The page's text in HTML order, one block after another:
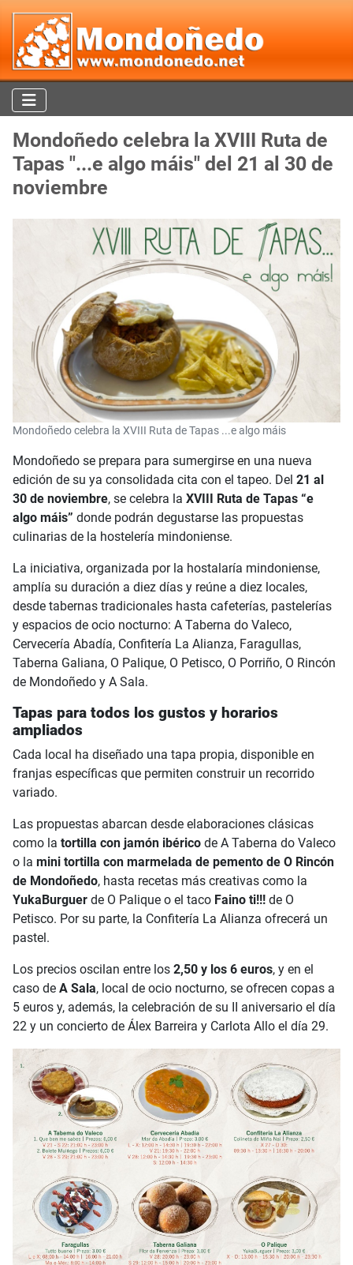
Mondoñedo celebra la XVIII Ruta de
Tapas "...e algo máis" del 21 al 30 de
noviembre
Mondoñedo celebra la XVIII Ruta de Tapas ...e algo máis
Mondoñedo se prepara para sumergirse en una nueva
edición de su ya consolidada cita con el tapeo. Del 21 al
30 de noviembre, se celebra la XVIII Ruta de Tapas “e
algo máis” donde podrán degustarse las propuestas
culinarias de la hostelería mindoniense.
La iniciativa, organizada por la hostalaría mindoniense,
amplía su duración a diez días y reúne a diez locales,
desde tabernas tradicionales hasta cafeterías, pastelerías
y espacios de ocio nocturno: A Taberna do Valeco,
Cervecería Abadía, Confitería La Alianza, Faragullas,
Taberna Galiana, O Palique, O Petisco, O Porriño, O Rincón
de Mondoñedo y A Sala.
Tapas para todos los gustos y horarios
ampliados
Cada local ha diseñado una tapa propia, disponible en
franjas específicas que permiten construir un recorrido
variado.
Las propuestas abarcan desde elaboraciones clásicas
como la tortilla con jamón ibérico de A Taberna do Valeco
o la mini tortilla con marmelada de pemento de O Rincón
de Mondoñedo, hasta recetas más creativas como la
YukaBurguer de O Palique o el taco Faino ti!!! de O
Petisco. Por su parte, la Confitería La Alianza ofrecerá un
pastel.
Los precios oscilan entre los 2,50 y los 6 euros, y en el
caso de A Sala, local de ocio nocturno, se ofrecen copas a
5 euros y, además, la celebración de su II aniversario el día
22 y un concierto de Álex Barreira y Carlota Allo el día 29.